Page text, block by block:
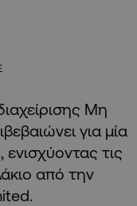
Μη
για μία
τις
από την